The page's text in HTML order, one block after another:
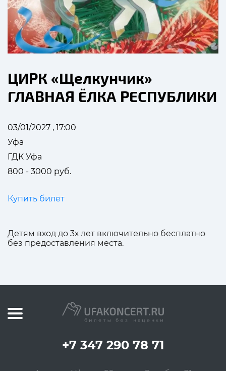
ЦИРК «Щелкунчик»
ГЛАВНАЯ ЁЛКА РЕСПУБЛИКИ
03/01/2027 , 17:00
Уфа
ГДК Уфа
800 - 3000 руб.
Купить билет
Детям вход до 3х лет включительно бесплатно
без предоставления места.
+7 347 290 78 71